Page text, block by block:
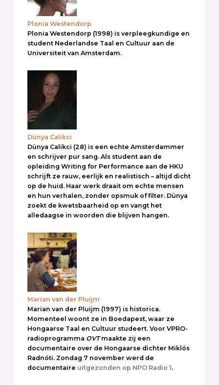
Plonia Westendorp
Plonia Westendorp (1998) is verpleegkundige en
student Nederlandse Taal en Cultuur aan de
Universiteit van Amsterdam.
Dünya Calikci
Dünya Calikci (28) is een echte Amsterdammer
en schrijver pur sang. Als student aan de
opleiding Writing for Performance aan de HKU
schrijft ze rauw, eerlijk en realistisch – altijd dicht
op de huid. Haar werk draait om echte mensen
en hun verhalen, zonder opsmuk of filter. Dünya
zoekt de kwetsbaarheid op en vangt het
alledaagse in woorden die blijven hangen.
Marian van der Pluijm
Marian van der Pluijm (1997) is historica.
Momenteel woont ze in Boedapest, waar ze
Hongaarse Taal en Cultuur studeert. Voor VPRO-
radioprogramma OVTmaakte zij een
documentaire over de Hongaarse dichter Miklós
Radnóti. Zondag 7 november werd de
documentaire uitgezonden op NPO Radio 1.